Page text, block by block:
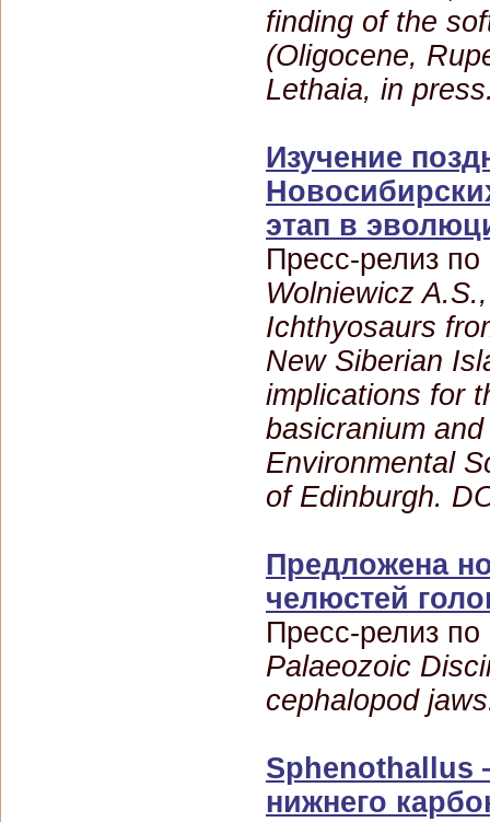
finding of the
(Oligocene,
Lethaia, in
Изучение
этап в
Пресс-релиз по
Wolniewicz
Ichthyosaurs
New Siberian
implications for
basicranium
Environmental
of Edinburgh.
Предложена
челюстей
Пресс-релиз по
Palaeozoic
cephalopod
Sphenothallus
нижнего